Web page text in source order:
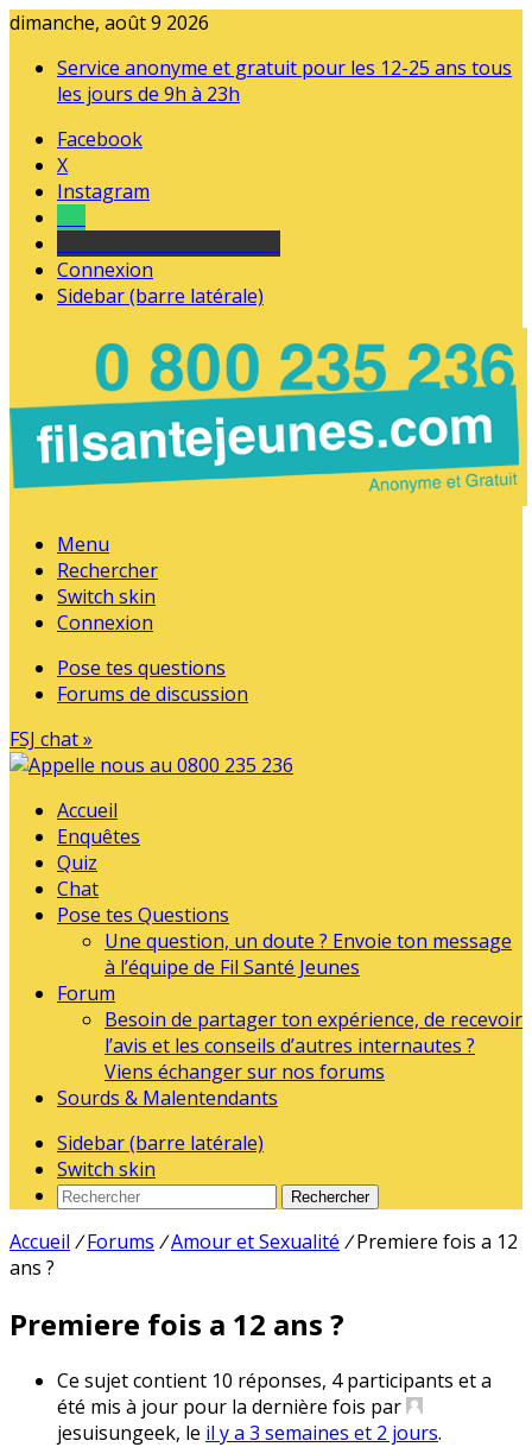
dimanche, août 9 2026
Service anonyme et gratuit pour les 12-25 ans tous
les jours de 9h à 23h
Facebook
X
Instagram
Connexion
Sidebar (barre latérale)
Menu
Rechercher
Switch skin
Connexion
Pose tes questions
Forums de discussion
FSJ chat »
Accueil
Enquêtes
Quiz
Chat
Pose tes Questions
Une question, un doute ? Envoie ton message
à l’équipe de Fil Santé Jeunes
Forum
Besoin de partager ton expérience, de recevoir
l’avis et les conseils d’autres internautes ?
Viens échanger sur nos forums
Sourds & Malentendants
Sidebar (barre latérale)
Switch skin
Rechercher
Accueil / Forums /Amour et Sexualité / Premiere fois a 12
ans ?
Premiere fois a 12 ans ?
Ce sujet contient 10 réponses, 4 participants et a
été mis à jour pour la dernière fois par
jesuisungeek, le il y a 3 semaines et 2 jours.